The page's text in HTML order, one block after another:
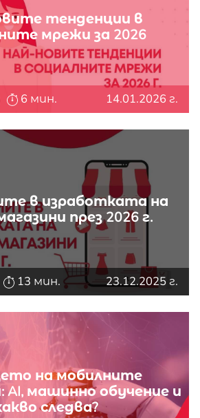
тенденции в
мрежи за 2026
6 мин. 14.01.2026 г.
в изработката на
през 2026 г.
13 мин. 23.12.2025 г.
на мобилните
AI, машинно обучение и
следва?